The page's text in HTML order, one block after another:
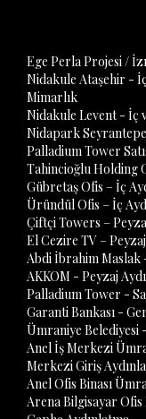
Ege Perla Projesi /
Nidakule Ataşehir -
Mimarlık
Nidakule Levent - İç
Nidapark Seyrantepe
Palladium Tower
Tahincioğlu Holding
Gübretaş Ofis – İç
Üründül Ofis – İç
Çiftçi Towers –
El Cezire TV –
Abdi İbrahim Maslak
AKKOM - Peyzaj
Palladium Tower -
Garanti Bankası -
Ümraniye Belediyesi
Anel İş Merkezi
Merkezi Giriş
Anel Ofis Binası
Arena Bilgisayar Ofis